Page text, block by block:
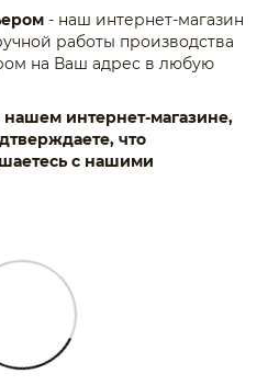
- наш интернет-магазин
работы производства
на Ваш адрес в любую
интернет-магазине,
что
с нашими